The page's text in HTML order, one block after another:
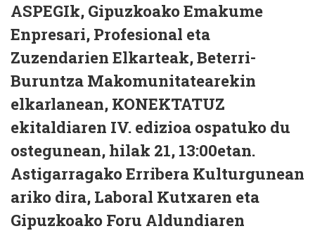
ASPEGIk, Gipuzkoako Emakume
Enpresari, Profesional eta
Zuzendarien Elkarteak, Beterri-
Buruntza Makomunitatearekin
elkarlanean, KONEKTATUZ
ekitaldiaren IV. edizioa ospatuko du
ostegunean, hilak 21, 13:00etan.
Astigarragako Erribera Kulturgunean
ariko dira, Laboral Kutxaren eta
Gipuzkoako Foru Aldundiaren